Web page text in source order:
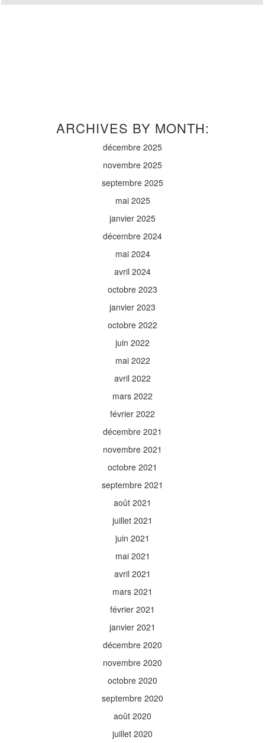
ARCHIVES BY MONTH:
décembre 2025
novembre 2025
septembre 2025
mai 2025
janvier 2025
décembre 2024
mai 2024
avril 2024
octobre 2023
janvier 2023
octobre 2022
juin 2022
mai 2022
avril 2022
mars 2022
février 2022
décembre 2021
novembre 2021
octobre 2021
septembre 2021
août 2021
juillet 2021
juin 2021
mai 2021
avril 2021
mars 2021
février 2021
janvier 2021
décembre 2020
novembre 2020
octobre 2020
septembre 2020
août 2020
juillet 2020